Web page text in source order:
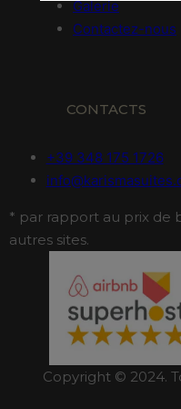
Galerie
Contactez-nous
CONTACTS
+39 348 175 1726
* par rapport au prix de
autres sites.
Copyright © 2024.